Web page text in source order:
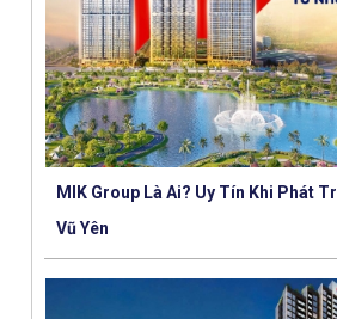
MIK Group Là Ai? Uy Tín Khi Phát
Vũ Yên